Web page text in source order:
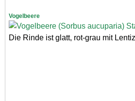
Vogelbeere
Die Rinde ist glatt, rot-grau mit